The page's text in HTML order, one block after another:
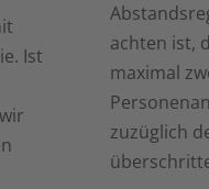
Ist
achten ist,
maximal
zuzüglich